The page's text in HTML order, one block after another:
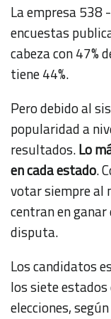
La empresa 538
encuestas
cabeza con 47%
tiene 44%.
Pero debido al
popularidad a
resultados.Lo
en cada estado.
votar siempre al
centran en
disputa.
Los candidatos
los siete estados
elecciones,